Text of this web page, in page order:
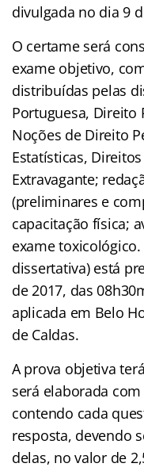
divulgada no dia 9
O certame será
exame objetivo,
distribuídas pelas
Portuguesa, Direito
Noções de Direito
Estatísticas,
Extravagante;
(preliminares e
capacitação física;
exame
dissertativa) está
de 2017, das
aplicada em Belo
de Caldas.
A prova objetiva
será elaborada
contendo cada
resposta, devendo
delas, no valor de